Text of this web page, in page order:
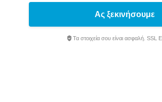
Ας ξεκινήσουμε
Τα στοιχεία σου είναι ασφαλή. SSL